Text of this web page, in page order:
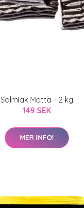
Salmiak Matta - 2 kg
149 SEK
MER INFO!